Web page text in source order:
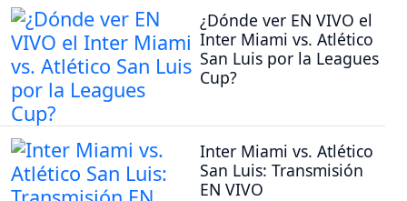
¿Dónde ver EN VIVO el
Inter Miami vs. Atlético
San Luis por la Leagues
Cup?
Inter Miami vs. Atlético
San Luis: Transmisión
EN VIVO